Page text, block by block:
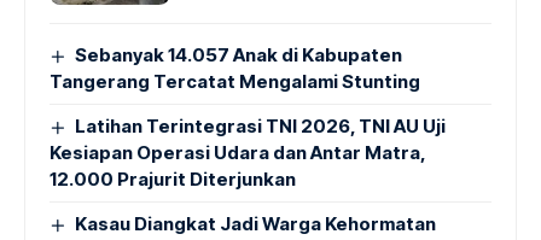
Sebanyak 14.057 Anak di Kabupaten
Tangerang Tercatat Mengalami Stunting
Latihan Terintegrasi TNI 2026, TNI AU Uji
Kesiapan Operasi Udara dan Antar Matra,
12.000 Prajurit Diterjunkan
Kasau Diangkat Jadi Warga Kehormatan